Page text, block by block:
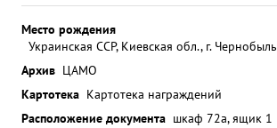
Место рождения
Украинская ССР, Киевская обл., г. Чернобыль
Архив ЦАМО
Картотека Картотека награждений
Расположение документа шкаф 72а, ящик 1